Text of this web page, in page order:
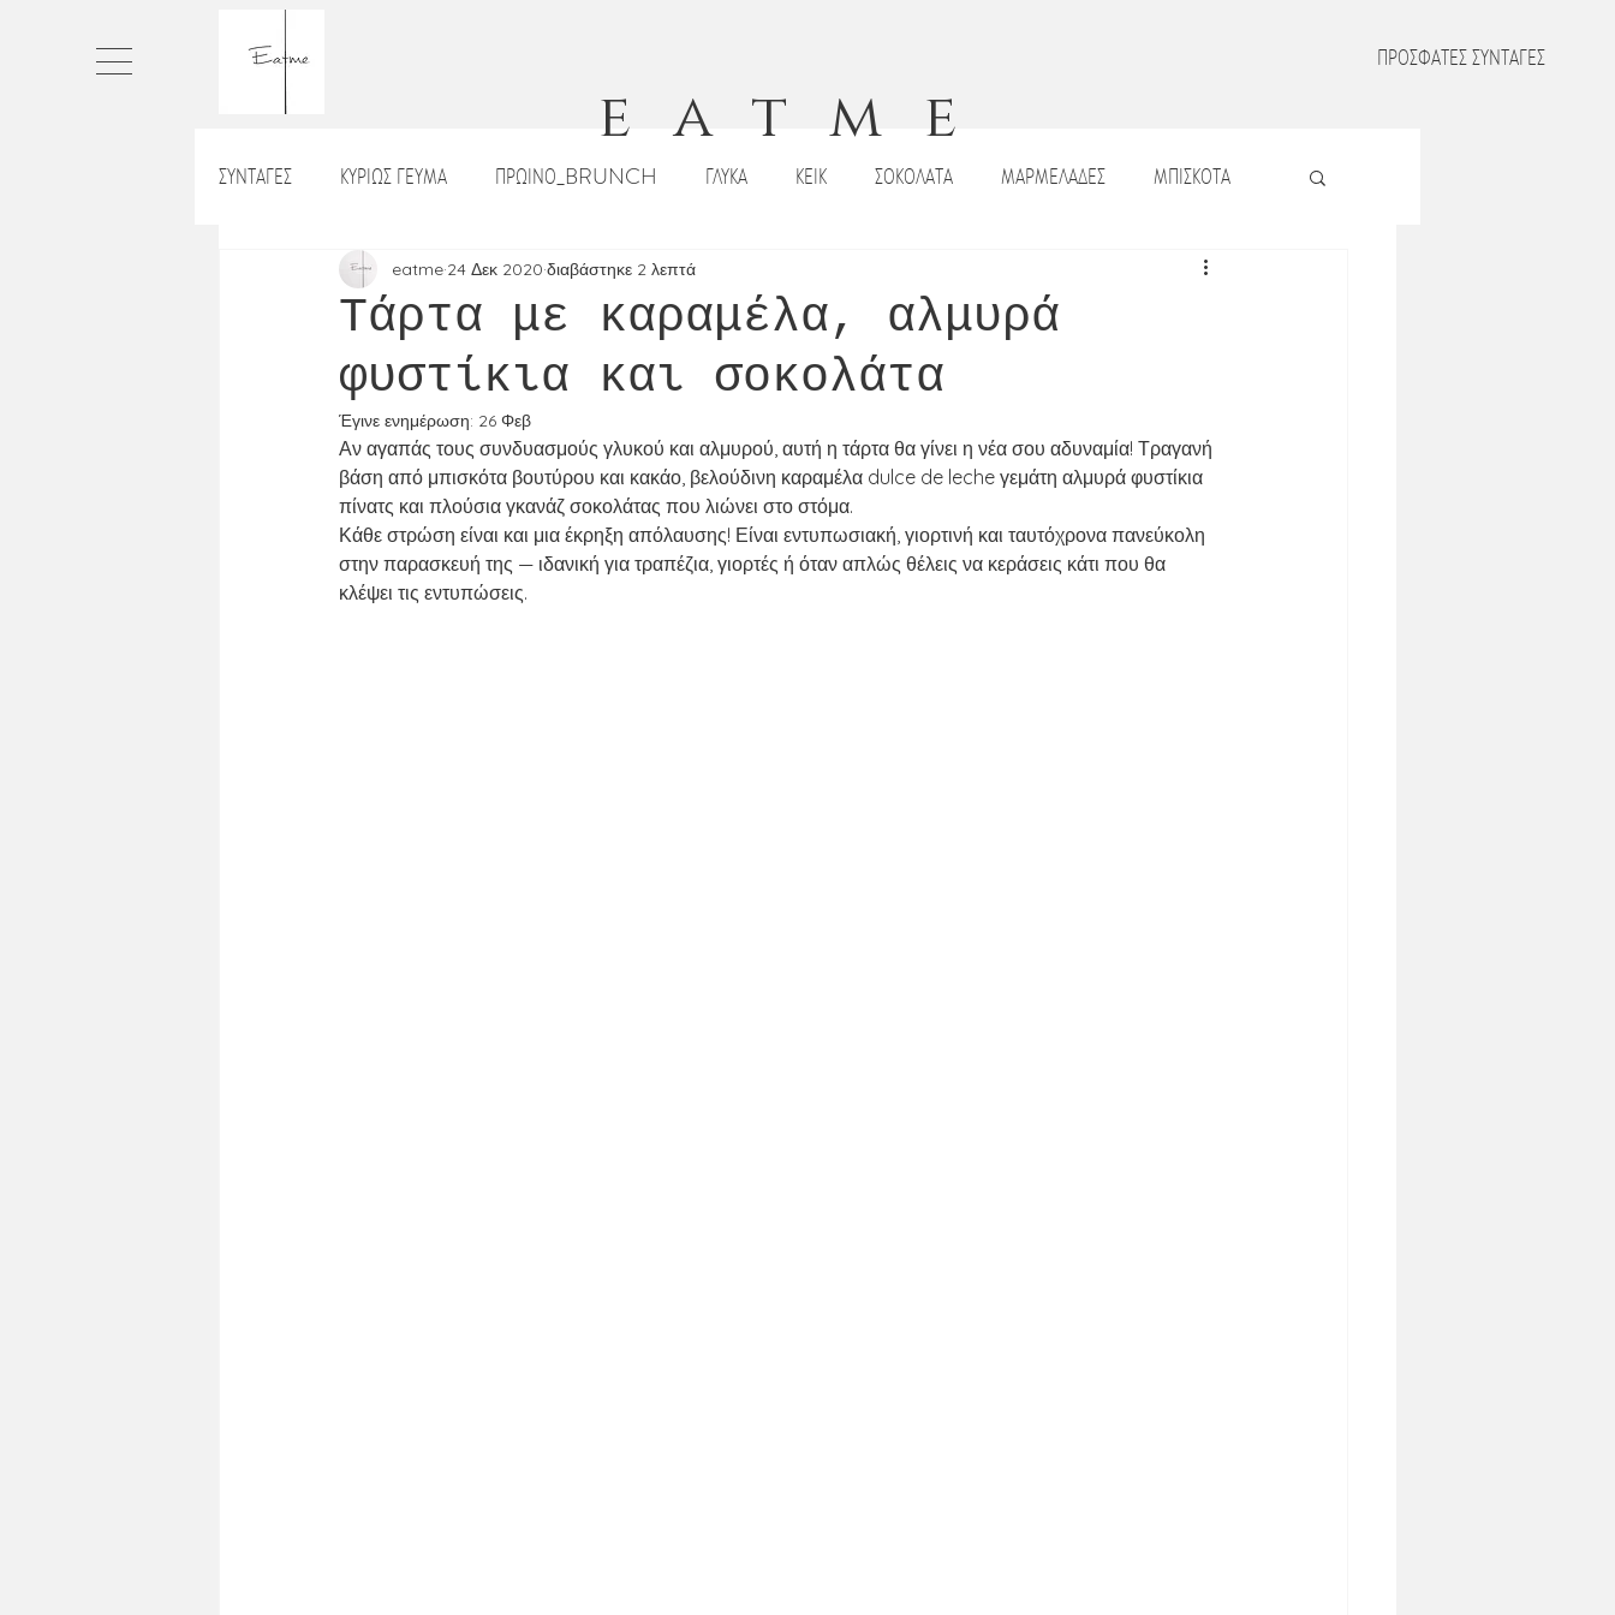
ΠΡΟΣΦΑΤΕΣ ΣΥΝΤΑΓΕΣ
eatme
ΣΥΝΤΑΓΕΣ ΚΥΡΙΩΣ ΓΕΥΜΑ ΠΡΩΙΝΟ_BRUNCH ΓΛΥΚΑ ΚΕΙΚ ΣΟΚΟΛΑΤΑ ΜΑΡΜΕΛΑΔΕΣ ΜΠΙΣΚΟΤΑ
ΤΑΡΤΕΣ ΨΩΜΙ ΠΙΤΣΕΣ_ΠΕΪΝΕΡΛΙ
ΡΥΖΙ_ΡΙΖΟΤΟ ΒΡΑΔΙΝΟ ΧΡΙΣΤΟΥΓΕΝΝΙΑΤΙΚΕΣ ΣΥΝΤΑΓΕΣ ΠΑΣΧΑΛΙΝΕΣ ΣΥΝΤΑΓΕΣ
ΝΗΣΤΙΣΙΜΑ ΣΝΑΚ ΠΑΡΑΔΟΣΙΑΚΑ ΓΛΥΚΑ ΠΑΡΑΔΟΣΙΑΚΕΣ ΣΥΝΤΑΓΕΣ ΡΟΦΗΜΑΤΑ
ΚΑΘΗΜΕΡΙΝΟ ΤΡΑΠΕΖΙ ΚΥΡΙΑΚΑΤΙΚΟ ΤΡΑΠΕΖΙ ΤΑΠΕΡΑΚΙ ΤΟΥ ΓΡΑΦΕΙΟΥ/ΣΧΟΛΕΙΟΥ
Τάρτα με καραμέλα, αλμυρά
φυστίκια και σοκολάτα
eatme 24 Δεκ 2020 διαβάστηκε 2 λεπτά
Έγινε ενημέρωση: 26 Φεβ
Αν αγαπάς τους συνδυασμούς γλυκού και αλμυρού, αυτή η τάρτα θα γίνει η νέα σου αδυναμία! Τραγανή
βάση από μπισκότα βουτύρου και κακάο, βελούδινη καραμέλα dulce de leche γεμάτη αλμυρά φυστίκια
πίνατς και πλούσια γκανάζ σοκολάτας που λιώνει στο στόμα.
Κάθε στρώση είναι και μια έκρηξη απόλαυσης! Είναι εντυπωσιακή, γιορτινή και ταυτόχρονα πανεύκολη
στην παρασκευή της — ιδανική για τραπέζια, γιορτές ή όταν απλώς θέλεις να κεράσεις κάτι που θα
κλέψει τις εντυπώσεις.